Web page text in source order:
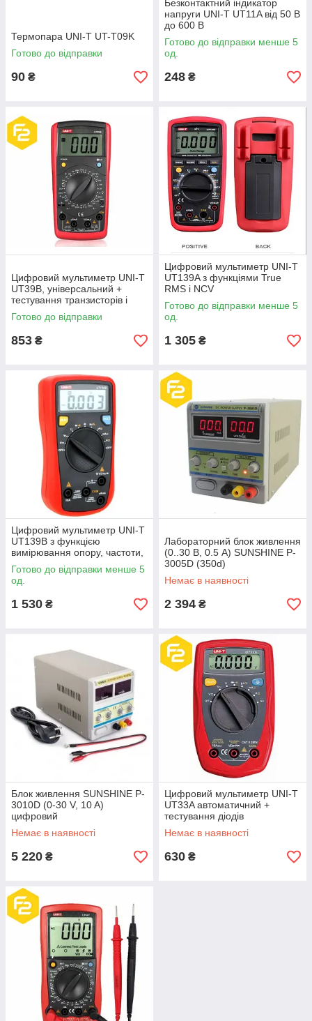
Термопара UNI-T UT-T09K
Готово до відправки
90 ₴
Безконтактний індикатор
напруги UNI-T UT11A від 50 В
до 600 В
Готово до відправки менше 5
од.
248 ₴
Цифровий мультиметр UNI-T
UT39B, універсальний +
тестування транзисторів і
конденсаторів
Готово до відправки
853 ₴
Цифровий мультиметр UNI-T
UT139A з функціями True
RMS і NCV
Готово до відправки менше 5
од.
1 305 ₴
Цифровий мультиметр UNI-T
UT139B з функцією
вимірювання опору, частоти,
ємності акумуляторів
Готово до відправки менше 5
од.
1 530 ₴
Лабораторний блок живлення
(0..30 В, 0.5 А) SUNSHINE P-
3005D (350d)
Немає в наявності
2 394 ₴
Блок живлення SUNSHINE P-
3010D (0-30 V, 10 A)
цифровий
Немає в наявності
5 220 ₴
Цифровий мультиметр UNI-T
UT33A автоматичний +
тестування діодів
Немає в наявності
630 ₴